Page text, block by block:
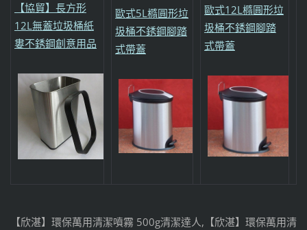
【協貿】長方形
12L無蓋垃圾桶紙
婁不銹鋼創意用品
歐式5L橢圓形垃
圾桶不銹鋼腳踏
式帶蓋
歐式12L橢圓形垃
圾桶不銹鋼腳踏
式帶蓋
【欣湛】環保萬用清潔噴霧 500g清潔達人,【欣湛】環保萬用清